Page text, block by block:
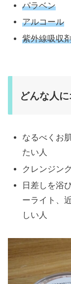
パラベン
アルコール
紫外線吸収
どんな人
なるべくお
たい人
クレンジン
日差しを浴
ーライト、
しい人